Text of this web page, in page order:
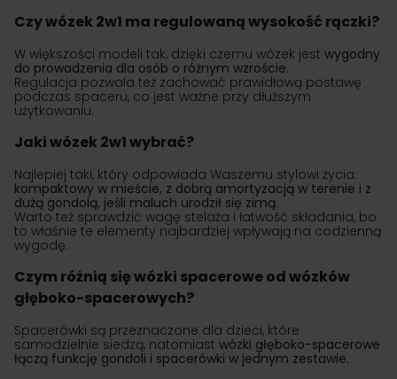
Czy wózek 2w1 ma regulowaną wysokość rączki?
W większości modeli tak, dzięki czemu wózek jest wygodny
do prowadzenia dla osób o różnym wzroście.
Regulacja pozwala też zachować prawidłową postawę
podczas spaceru, co jest ważne przy dłuższym
użytkowaniu.
Jaki wózek 2w1 wybrać?
Najlepiej taki, który odpowiada Waszemu stylowi życia:
kompaktowy w mieście, z dobrą amortyzacją w terenie i z
dużą gondolą, jeśli maluch urodził się zimą.
Warto też sprawdzić wagę stelaża i łatwość składania, bo
to właśnie te elementy najbardziej wpływają na codzienną
wygodę.
Czym różnią się wózki spacerowe od wózków
głęboko-spacerowych?
Spacerówki są przeznaczone dla dzieci, które
samodzielnie siedzą, natomiast wózki głęboko-spacerowe
łączą funkcję gondoli i spacerówki w jednym zestawie.